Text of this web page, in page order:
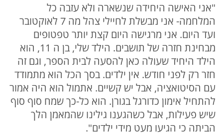
"אני האישה היחידה שנשארה ולא עזבה כל
המלחמה- אני מבשלת לחיילי צהל מה 7 לאוקטובר
ועד היום. אני מרגישה היום קצת יותר טפטופים
מבחינת חזרה של תושבים. הילד שלי, בן ה 11, הוא
הילד היחיד שעולה כאן להסעה לבית הספר, וגם זה
חזר רק לפני חודש. אין ילדים. בסך הכל הוא מתמודד
עם הסיטואציה, אבל יש קשיים. אתמול הוא היה אמור
להתחיל אימון כדורגל בגורן. הוא כל-כך שמח סוף סוף
שיש פעילות, אבל כשהגענו גילינו שהמאמן הלך
הביתה כי הגיעו מעט מידי ילדים".